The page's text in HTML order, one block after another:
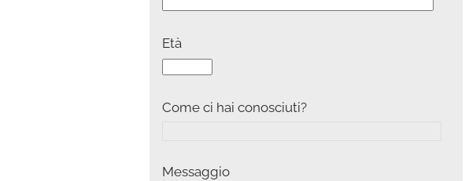
Età
Come ci hai conosciuti?
Messaggio